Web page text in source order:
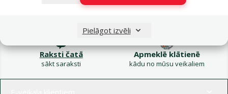
Pielāgot izvēli
Raksti čatā
sākt saraksti
Apmeklē klātienē
kādu no mūsu veikaliem